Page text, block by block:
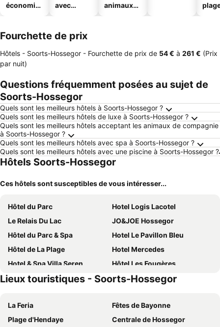
économiq
avec
animaux
Fourchette de prix
Hôtels - Soorts-Hossegor - Fourchette de prix de ‎54 € à ‎261 € (Prix
par nuit)
Questions fréquemment posées au sujet de
Soorts-Hossegor
Quels sont les meilleurs hôtels à Soorts-Hossegor ?
Quels sont les meilleurs hôtels de luxe à Soorts-Hossegor ?
Quels sont les meilleurs hôtels acceptant les animaux de compagnie
à Soorts-Hossegor ?
Quels sont les meilleurs hôtels avec spa à Soorts-Hossegor ?
Quels sont les meilleurs hôtels avec une piscine à Soorts-Hossegor ?
Hôtels Soorts-Hossegor
Ces hôtels sont susceptibles de vous intéresser...
Hôtel du Parc
Hotel Logis Lacotel
Le Relais Du Lac
JO&JOE Hossegor
Hôtel du Parc & Spa
Hotel Le Pavillon Bleu
Hôtel de La Plage
Hotel Mercedes
Hotel & Spa Villa Seren
Hôtel Les Fougères
Les Hortensias du Lac
Hotel 202
Hotel Diu Biban - Hossegor
Le Rey
Chambre Privée Chez l'Habitant
Hotel Bleu Soleil
Lieux touristiques - Soorts-Hossegor
La Feria
Fêtes de Bayonne
Plage d'Hendaye
Centrale de Hossegor